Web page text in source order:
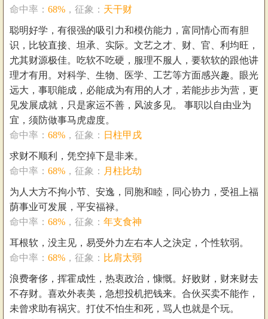
命中率： 68% ，征象： 天干财
聪明好学，有很强的吸引力和模仿能力，富同情心而有胆
识，比较直接、坦承、实际。文艺之才、财、官、利均旺，
尤其财源极佳。吃软不吃硬，服理不服人，要软软的跟他讲
理才有用。对科学、生物、医学、工艺等方面感兴趣。眼光
远大，事职能成，必能成为有用的人才，若能步步为营，更
见发展成就，只是家运不善，风波多见。 事职以自由业为
宜，须防做事马虎虚度。
命中率： 68% ，征象： 日柱甲戌
求财不顺利，凭空掉下是非来。
命中率： 68% ，征象： 月柱比劫
为人大方不拘小节、安逸，同胞和睦，同心协力，受祖上福
荫事业可发展，平安福禄。
命中率： 68% ，征象： 年支食神
耳根软，没主见，易受外力左右本人之決定，个性软弱。
命中率： 68% ，征象： 比肩太弱
浪费奢侈，挥霍成性，热衷政治，慷慨。好败财，财来财去
不存财。喜欢外表美，急想投机把钱来。合伙买卖不能作，
未曾求助有祸灾。打仗不怕生和死，骂人也就是个玩。